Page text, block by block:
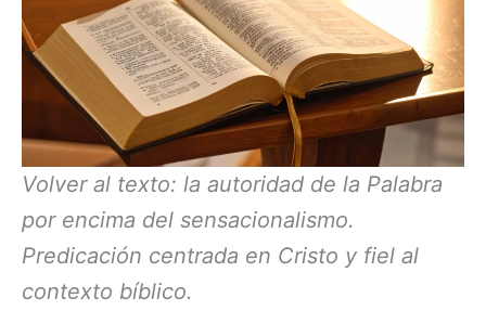
Volver al texto: la autoridad de la Palabra
por encima del sensacionalismo.
Predicación centrada en Cristo y fiel al
contexto bíblico.